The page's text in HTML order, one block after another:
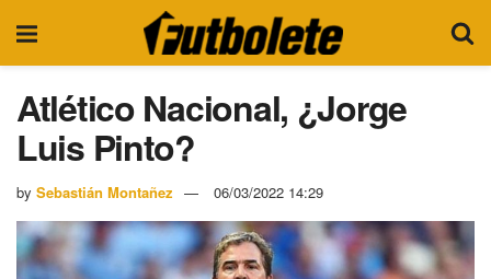
Atlético Nacional, ¿Jorge
Luis Pinto?
by Sebastián Montañez 06/03/2022 14:29